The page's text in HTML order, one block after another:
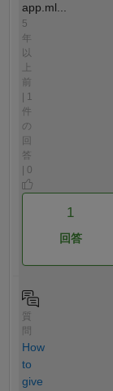
app.ml...
5
年
以
前
| 1
件
の
回
答
| 0
1
回答
質
How
to
give